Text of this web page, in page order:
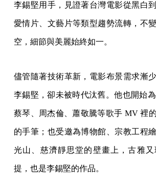
李錫堅用手，見證著台灣電影從黑白
愛情片、文藝片等類型趨勢流轉，不
空，細節與美麗始終如一。
儘管隨著技術革新，電影布景需求漸
李錫堅，卻未被時代汰舊。他也開始
蔡琴、周杰倫、蕭敬騰等歌手 MV 裡
的手筆；也受邀為博物館、宗教工程
光山、慈濟靜思堂的壁畫上，古雅
提，也是李錫堅的作品。